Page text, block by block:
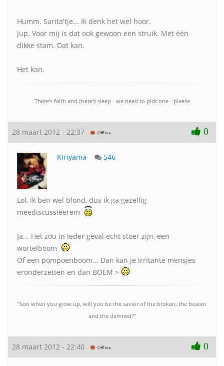
Humm. Sarita'tje... Ik denk het wel hoor.
Jup. Voor mij is dat ook gewoon een struik. Met één
dikke stam. Dat kan.
Het kan.
There's faith and there's sleep - we need to pick one - please
28 maart 2012 - 22:37 0
Kiriyama 546
Lol, ik ben wel blond, dus ik ga gezellig
meediscussieërem
Ja... Het zou in ieder geval echt stoer zijn, een
wortelboom
Of een pompoenboom... Dan kan je irritante mensjes
eronderzetten en dan BOEM >
"Son when you grow up, will you be the savior of the broken, the beaten
and the damned?"
28 maart 2012 - 22:40 0